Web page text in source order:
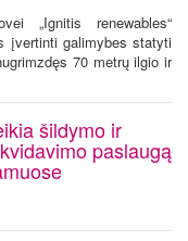
„Ignitis renewables“
įvertinti galimybes statyti
70 metrų ilgio ir
šildymo ir
paslaugą